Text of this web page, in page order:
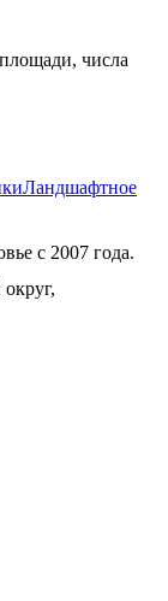
числа
Ландшафтное
с 2007 года.